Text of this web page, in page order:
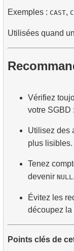
Exemples : CAST,
Utilisées quand
Vérifiez
votre SGBD
Utilisez des
plus lisibles.
Tenez
devenir NULL.
Évitez les
découpez la
Points clés de